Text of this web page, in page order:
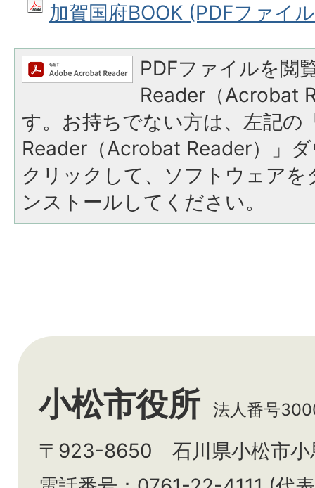
加賀国府BOOK (PDFファイ
PDFファイルを閲
Reader（Acrobat
す。お持ちでない方は、左記の
Reader（Acrobat Reader）」
クリックして、ソフトウェア
ンストールしてください。
小松市役所 法人番号
〒923-8650 石川県小松市小